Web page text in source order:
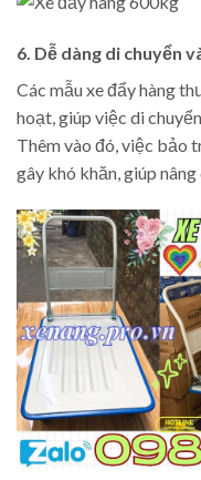
6. Dễ dàng di chuyển
Các mẫu xe đẩy hàng
hoạt, giúp việc di
Thêm vào đó, việc bảo
gây khó khăn, giúp